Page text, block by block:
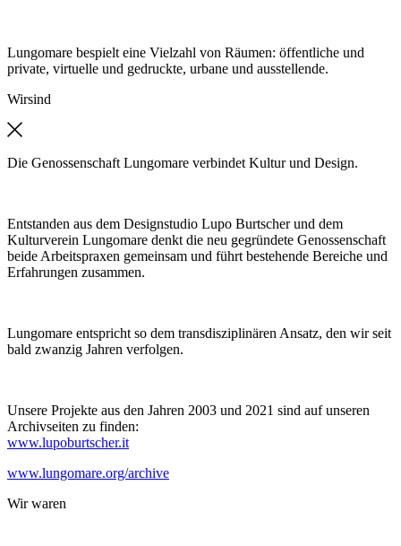
Lungomare bespielt eine Vielzahl von Räumen: öffentliche und
private, virtuelle und gedruckte, urbane und ausstellende.
Wirsind
Die Genossenschaft Lungomare verbindet Kultur und Design.
Entstanden aus dem Designstudio Lupo Burtscher und dem
Kulturverein Lungomare denkt die neu gegründete Genossenschaft
beide Arbeitspraxen gemeinsam und führt bestehende Bereiche und
Erfahrungen zusammen.
Lungomare entspricht so dem transdisziplinären Ansatz, den wir seit
bald zwanzig Jahren verfolgen.
Unsere Projekte aus den Jahren 2003 und 2021 sind auf unseren
Archivseiten zu finden:
www.lupoburtscher.it
www.lungomare.org/archive
Wir waren